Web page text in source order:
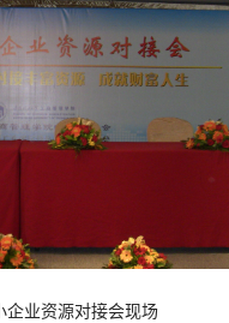
企业资源对接会现场